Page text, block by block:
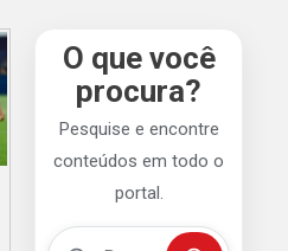
O que você
procura?
Pesquise e encontre
conteúdos em todo o
portal.
Buscar no Mengão 360